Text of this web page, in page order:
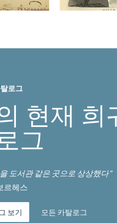
로그
현재 희
그
도서관 같은 곳으로 상상했다”
르헤스
보기 모든 카탈로그